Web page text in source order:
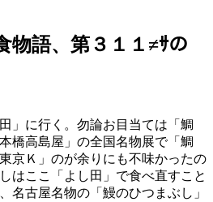
物語、第３１１≠ｻの
」に行く。勿論お目当ては「鯛
橋高島屋」の全国名物展で「鯛
京Ｋ」のが余りにも不味かったの
はここ「よし田」で食べ直すこと
名古屋名物の「鰻のひつまぶし」